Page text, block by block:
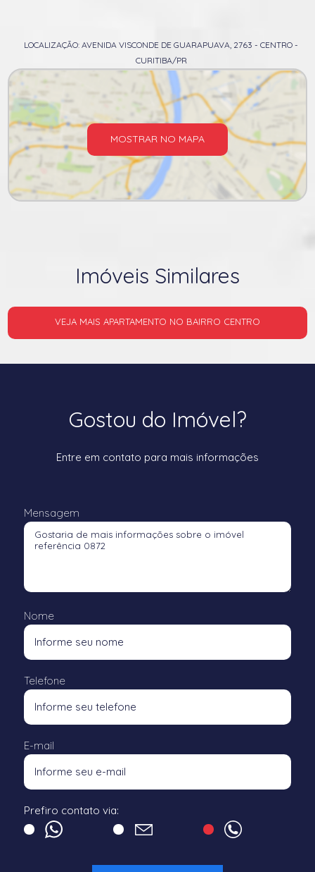
LOCALIZAÇÃO: AVENIDA VISCONDE DE GUARAPUAVA, 2763 - CENTRO -
CURITIBA/PR
MOSTRAR NO MAPA
Imóveis Similares
VEJA MAIS APARTAMENTO NO BAIRRO CENTRO
Gostou do Imóvel?
Entre em contato para mais informações
Mensagem
Nome
Telefone
E-mail
Prefiro contato via: